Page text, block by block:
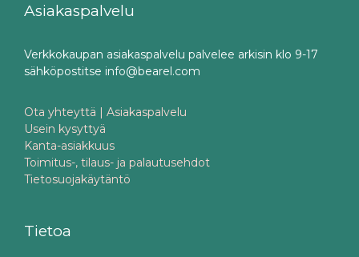
Asiakaspalvelu
Verkkokaupan asiakaspalvelu palvelee arkisin klo 9-17
sähköpostitse info@bearel.com
Ota yhteyttä | Asiakaspalvelu
Usein kysyttyä
Kanta-asiakkuus
Toimitus-, tilaus- ja palautusehdot
Tietosuojakäytäntö
Tietoa